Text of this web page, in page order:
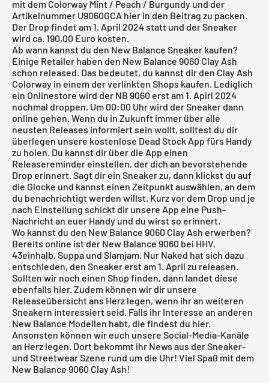
mit dem Colorway Mint / Peach / Burgundy und der
Artikelnummer U9060GCA hier in den Beitrag zu packen.
Der Drop findet am 1. April 2024 statt und der Sneaker
wird ca. 190,00 Euro kosten.
Ab wann kannst du den New Balance Sneaker kaufen?
Einige Retailer haben den New Balance 9060 Clay Ash
schon released. Das bedeutet, du kannst dir den Clay Ash
Colorway in einem der verlinkten Shops kaufen. Lediglich
ein Onlinestore wird der NB 9060 erst am 1. Apirl 2024
nochmal droppen. Um 00:00 Uhr wird der Sneaker dann
online gehen. Wenn du in Zukunft immer über alle
neusten Releases informiert sein wollt, solltest du dir
überlegen unsere kostenlose Dead Stock App fürs Handy
zu holen. Du kannst dir über die App einen
Releasereminder einstellen, der dich an bevorstehende
Drop erinnert. Sagt dir ein Sneaker zu, dann klickst du auf
die Glocke und kannst einen Zeitpunkt auswählen, an dem
du benachrichtigt werden willst. Kurz vor dem Drop und je
nach Einstellung schickt dir unsere App eine Push-
Nachricht an euer Handy und du wirst so erinnert.
Wo kannst du den New Balance 9060 Clay Ash erwerben?
Bereits online ist der New Balance 9060 bei HHV,
43einhalb, Suppa und Slamjam. Nur Naked hat sich dazu
entschieden, den Sneaker erst am 1. April zu releasen.
Sollten wir noch einen Shop finden, dann landet diese
ebenfalls hier. Zudem können wir dir unsere
Releaseübersichtans Herz legen, wenn ihr an weiteren
Sneakern interessiert seid. Falls ihr Interesse an anderen
New Balance Modellen habt, die findest du hier.
Ansonsten können wir euch unsere Social-Media-Kanäle
an Herz legen. Dort bekommt ihr News aus der Sneaker-
und Streetwear Szene rund um die Uhr! Viel Spaß mit dem
New Balance 9060 Clay Ash!